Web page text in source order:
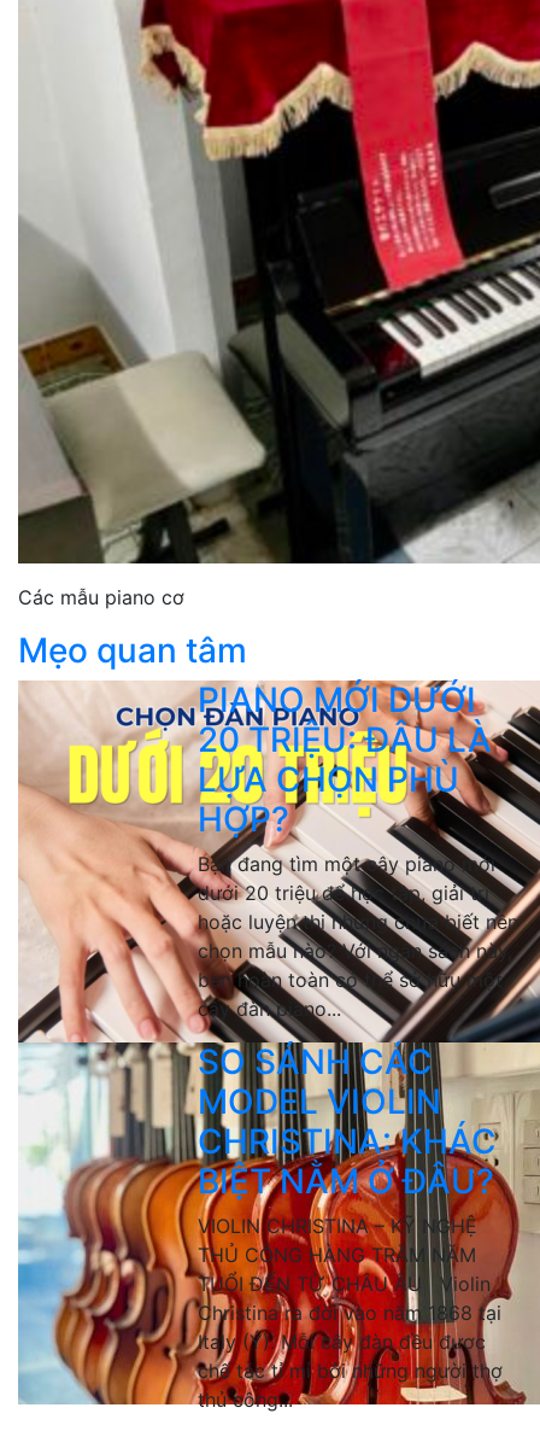
Các mẫu piano cơ
Mẹo quan tâm
PIANO MỚI DƯỚI
20 TRIỆU: ĐÂU LÀ
LỰA CHỌN PHÙ
HỢP?
Bạn đang tìm một cây piano mới
dưới 20 triệu để học tập, giải trí
hoặc luyện thi nhưng chưa biết nên
chọn mẫu nào? Với ngân sách này,
bạn hoàn toàn có thể sở hữu một
cây đàn piano...
SO SÁNH CÁC
MODEL VIOLIN
CHRISTINA: KHÁC
BIỆT NẰM Ở ĐÂU?
VIOLIN CHRISTINA – KỸ NGHỆ
THỦ CÔNG HÀNG TRĂM NĂM
TUỔI ĐẾN TỪ CHÂU ÂU Violin
Christina ra đời vào năm 1868 tại
Italy (Ý). Mỗi cây đàn đều được
chế tác tỉ mỉ bởi những người thợ
thủ công...